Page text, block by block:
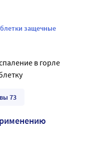
защечные
в горле
73